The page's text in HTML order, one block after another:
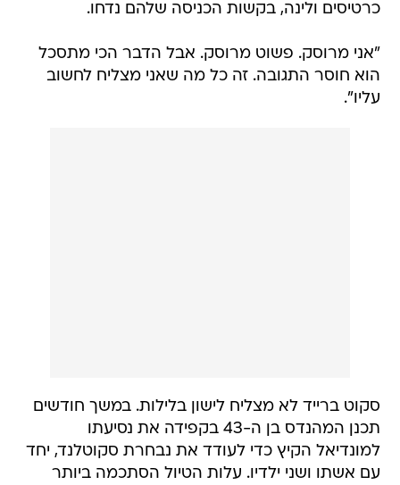
כרטיסים ולינה, בקשות הכניסה שלהם נדחו.
"אני מרוסק. פשוט מרוסק. אבל הדבר הכי מתסכל
הוא חוסר התגובה. זה כל מה שאני מצליח לחשוב
עליו".
סקוט ברייד לא מצליח לישון בלילות. במשך חודשים
תכנן המהנדס בן ה-43 בקפידה את נסיעתו
למונדיאל הקיץ כדי לעודד את נבחרת סקוטלנד, יחד
עם אשתו ושני ילדיו. עלות הטיול הסתכמה ביותר